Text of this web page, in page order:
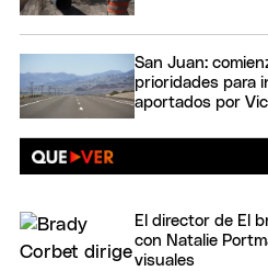
San Juan:
prioridades para
aportados por
El director de El
con Natalie
visuales